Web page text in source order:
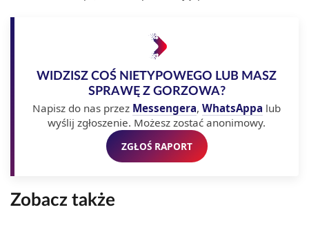
WIDZISZ COŚ NIETYPOWEGO LUB MASZ
SPRAWĘ Z GORZOWA?
Napisz do nas przez Messengera, WhatsAppa lub
wyślij zgłoszenie. Możesz zostać anonimowy.
ZGŁOŚ RAPORT
Zobacz także